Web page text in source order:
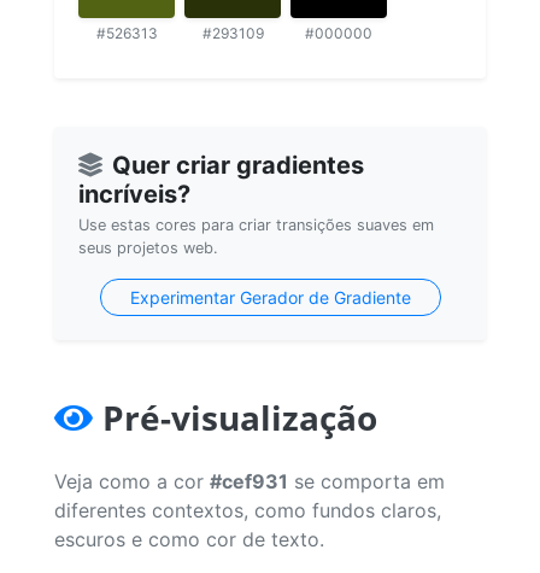
#526313 #293109 #000000
Quer criar gradientes
incríveis?
Use estas cores para criar transições suaves em
seus projetos web.
Experimentar Gerador de Gradiente
Pré-visualização
Veja como a cor #cef931 se comporta em
diferentes contextos, como fundos claros,
escuros e como cor de texto.